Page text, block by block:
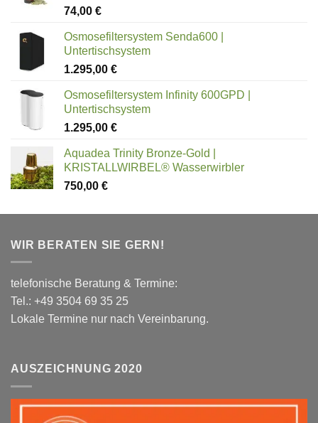
Bewertet
von 5
74,00 €
Osmosefiltersystem Senda600 |
Untertischsystem
1.295,00 €
Osmosefiltersystem Infinity 600GPD |
Untertischsystem
1.295,00 €
Aquadea Trinity Bronze-Gold |
KRISTALLWIRBEL® Wasserwirbler
750,00 €
WIR BERATEN SIE GERN!
telefonische Beratung & Termine:
Tel.: +49 3504 69 35 25
Lokale Termine nur nach Vereinbarung.
AUSZEICHNUNG 2020